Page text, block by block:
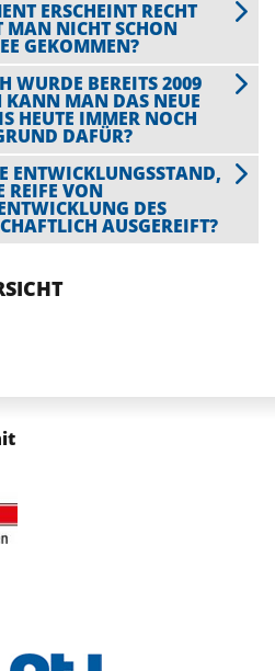
ERSCHEINT RECHT
MAN NICHT SCHON
GEKOMMEN?
WURDE BEREITS 2009
KANN MAN DAS NEUE
HEUTE IMMER NOCH
DAFÜR?
ENTWICKLUNGSSTAND,
REIFE VON
DES
AUSGEREIFT?